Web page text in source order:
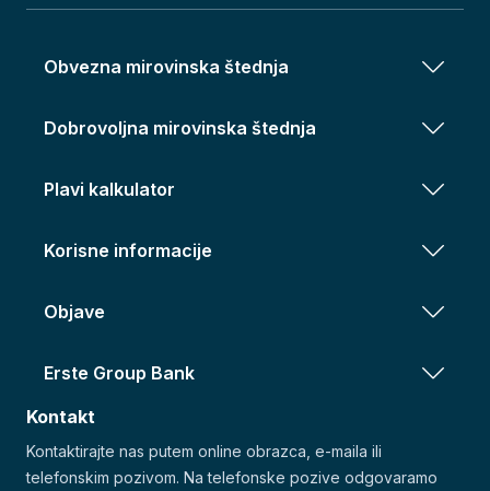
Obvezna mirovinska štednja
Dobrovoljna mirovinska štednja
Plavi kalkulator
Korisne informacije
Objave
Erste Group Bank
Kontakt
Kontaktirajte nas putem online obrazca, e-maila ili
telefonskim pozivom. Na telefonske pozive odgovaramo